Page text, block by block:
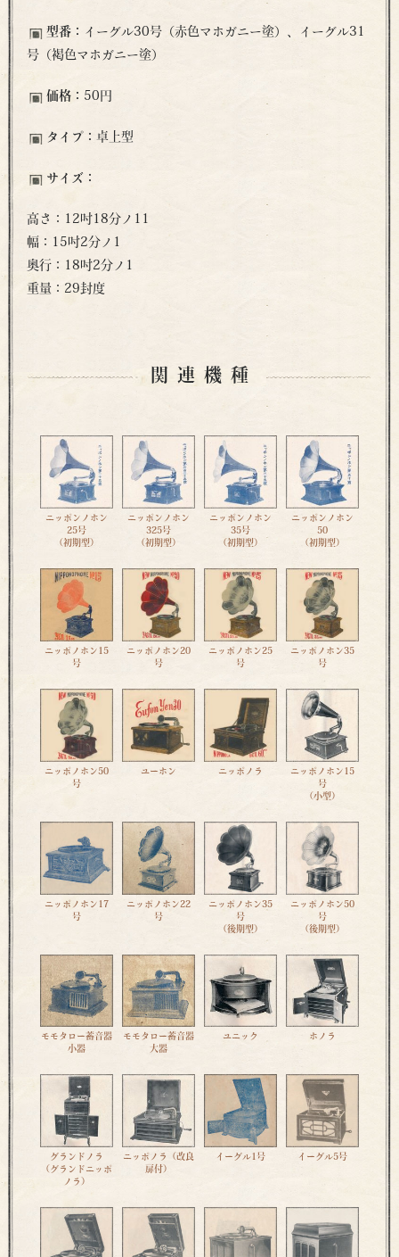
型番： イーグル30号（赤色マホガニー塗）、イーグル31
号（褐色マホガニー塗）
価格： 50円
タイプ：卓上型
サイズ：
高さ：12吋18分ノ11
幅：15吋2分ノ1
奥行：18吋2分ノ1
重量：29封度
関連機種
ニッポンノホン
25号
（初期型）
ニッポンノホン
325号
（初期型）
ニッポンノホン
35号
（初期型）
ニッポンノホン
50
（初期型）
ニッポノホン15
号
ニッポノホン20
号
ニッポノホン25
号
ニッポノホン35
号
ニッポノホン50
号
ユーホン ニッポノラ
ニッポノホン15
号
（小型）
ニッポノホン17
号
ニッポノホン22
号
ニッポノホン35
号
（後期型）
ニッポノホン50
号
（後期型）
モモタロー蓄音器
小器
モモタロー蓄音器
大器
ユニック ホノラ
グランドノラ
（グランドニッポ
ノラ）
ニッポノラ（改良
扉付）
イーグル1号 イーグル5号